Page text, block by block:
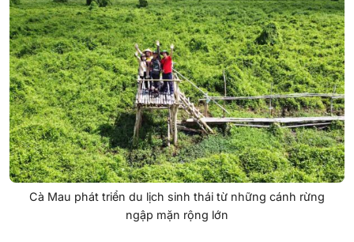
Cà Mau phát triển du lịch sinh thái từ những cánh rừng
ngập mặn rộng lớn